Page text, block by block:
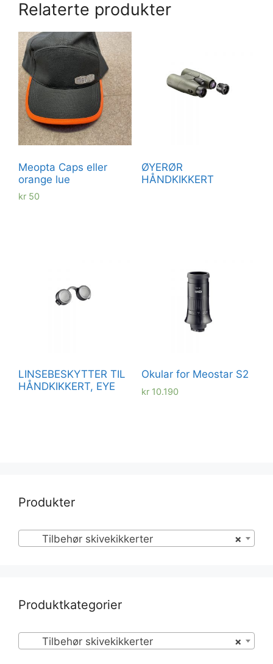
Relaterte produkter
Meopta Caps eller
orange lue
kr 50
ØYERØR
HÅNDKIKKERT
LINSEBESKYTTER TIL
HÅNDKIKKERT, EYE
Okular for Meostar S2
kr10.190
Produkter
×
Tilbehør skivekikkerter
Produktkategorier
×
Tilbehør skivekikkerter